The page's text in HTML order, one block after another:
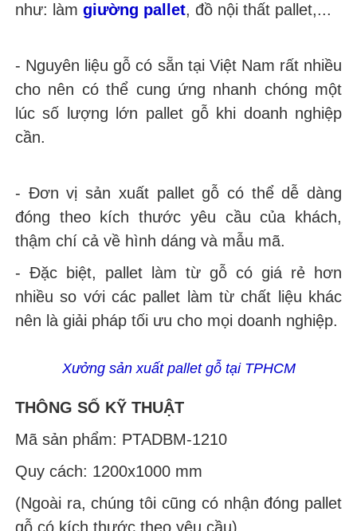
như: làm giường pallet, đồ nội thất pallet,...
- Nguyên liệu gỗ có sẵn tại Việt Nam rất nhiều
cho nên có thể cung ứng nhanh chóng một
lúc số lượng lớn pallet gỗ khi doanh nghiệp
cần.
- Đơn vị sản xuất pallet gỗ có thể dễ dàng
đóng theo kích thước yêu cầu của khách,
thậm chí cả về hình dáng và mẫu mã.
- Đặc biệt, pallet làm từ gỗ có giá rẻ hơn
nhiều so với các pallet làm từ chất liệu khác
nên là giải pháp tối ưu cho mọi doanh nghiệp.
Xưởng sản xuất pallet gỗ tại TPHCM
THÔNG SỐ KỸ THUẬT
Mã sản phẩm: PTADBM-1210
Quy cách: 1200x1000 mm
(Ngoài ra, chúng tôi cũng có nhận đóng pallet
gỗ có kích thước theo yêu cầu)